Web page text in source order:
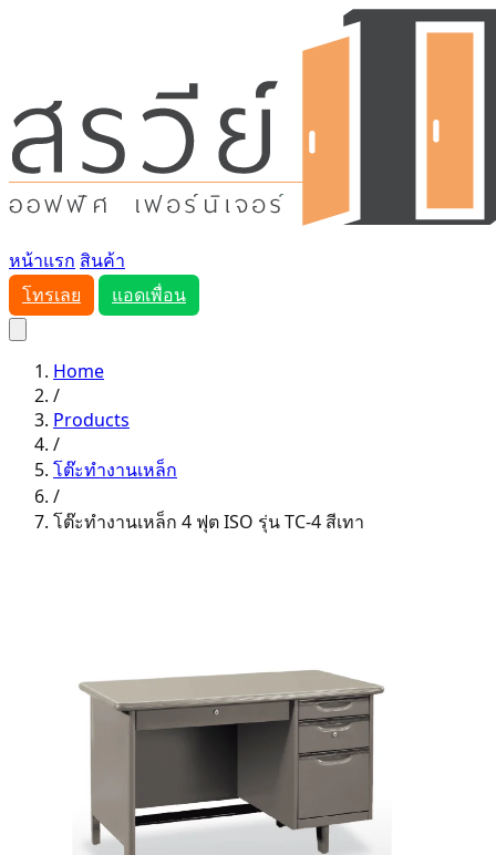
หน้าแรก สินค้า
โทรเลย
แอดเพื่อน
Home
/
Products
/
โต๊ะทำงานเหล็ก
/
โต๊ะทำงานเหล็ก 4 ฟุต ISO รุ่น TC-4 สีเทา